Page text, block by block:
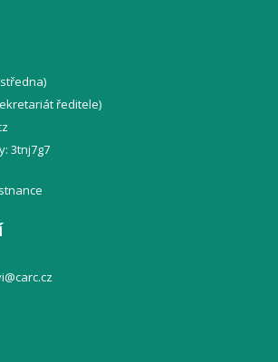
ředitele)
3tnj7g7
carc.cz